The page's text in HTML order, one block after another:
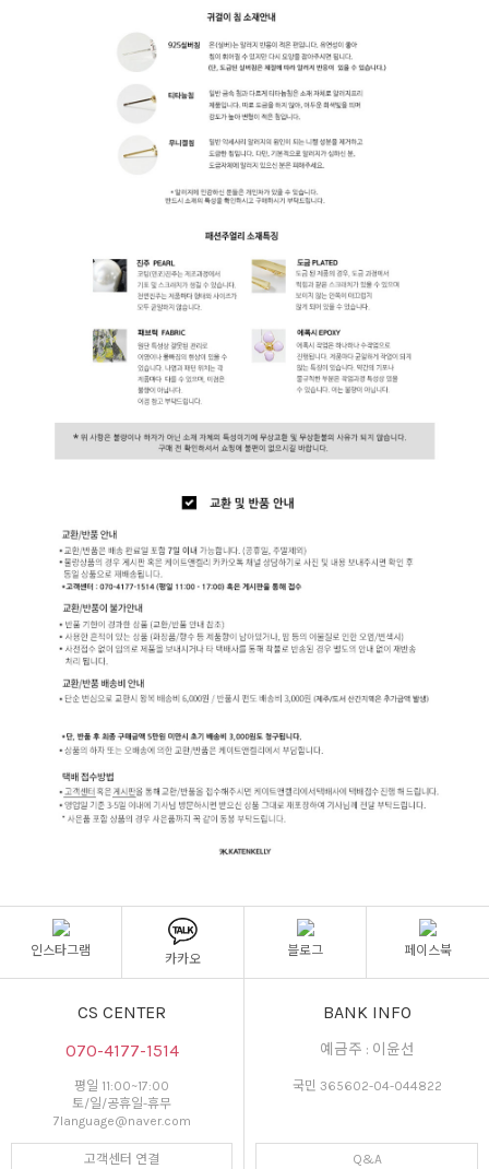
인스타그램
카카오
블로그 페이스북
CS CENTER
070-4177-1514
평일 11:00~17:00
토/일/공휴일-휴무
7language@naver.com
고객센터 연결
BANK INFO
예금주 : 이윤선
국민 365602-04-044822
Q&A